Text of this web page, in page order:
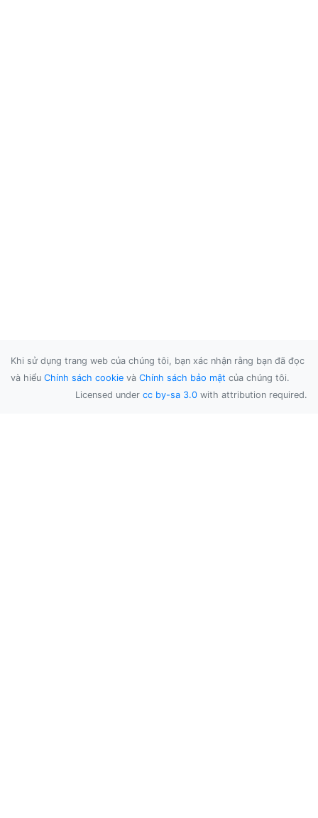
Khi sử dụng trang web của chúng tôi, bạn xác nhận rằng bạn đã đọc
và hiểu Chính sách cookie và Chính sách bảo mật của chúng tôi.
Licensed under cc by-sa 3.0 with attribution required.